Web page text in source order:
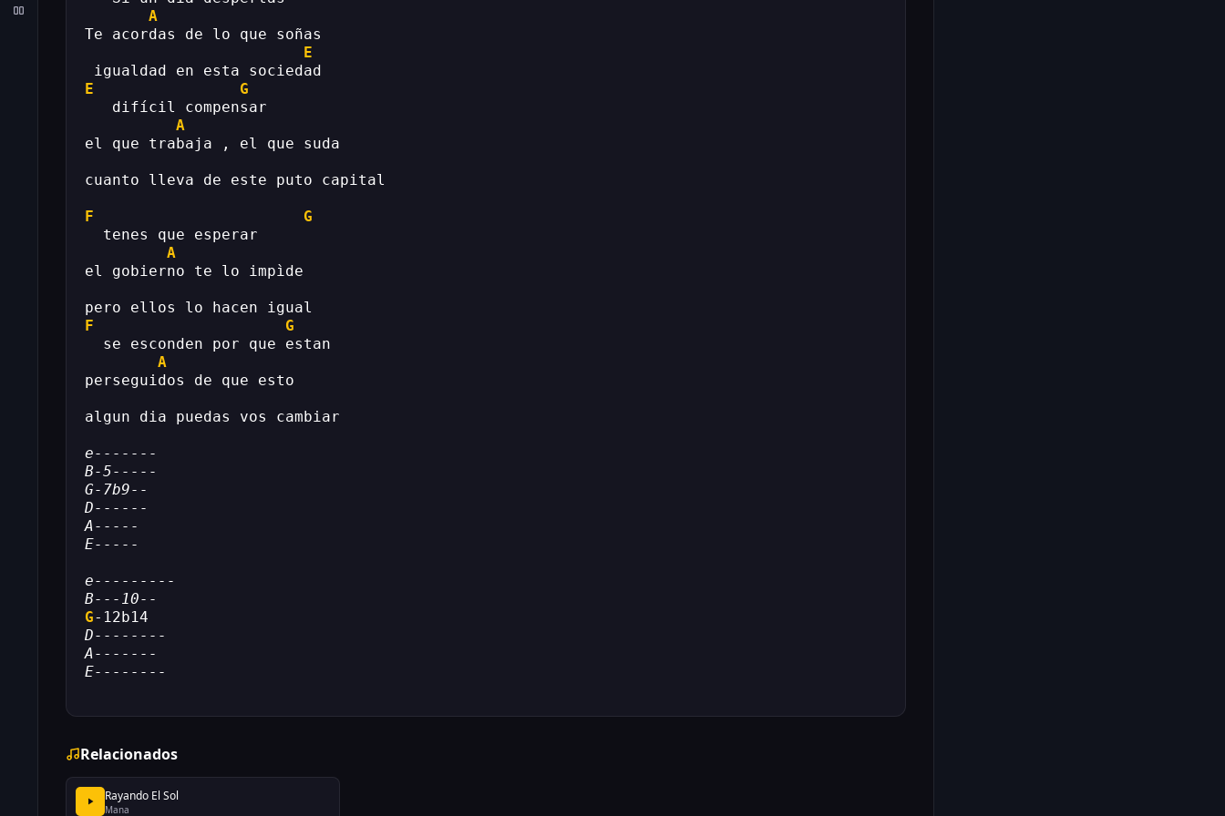
A
Te acordas de lo que soñas
E
igualdad en esta sociedad
E
G
difícil compensar
A
el que trabaja , el que suda
cuanto lleva de este puto capital
F
G
tenes que esperar
A
el gobierno te lo impìde
pero ellos lo hacen igual
F
G
se esconden por que estan
A
perseguidos de que esto
algun dia puedas vos cambiar
e-------
B-5-----
G-7b9--
D------
A-----
E-----
e---------
B---10--
G-12b14
D--------
A-------
E--------
Relacionados
Rayando El Sol
Mana